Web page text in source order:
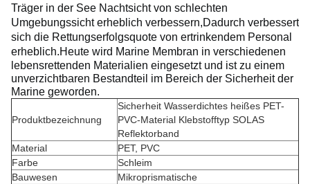
Träger in der See Nachtsicht von schlechten
Umgebungssicht erheblich verbessern,Dadurch verbessert
sich die Rettungserfolgsquote von ertrinkendem Personal
erheblich.Heute wird Marine Membran in verschiedenen
lebensrettenden Materialien eingesetzt und ist zu einem
unverzichtbaren Bestandteil im Bereich der Sicherheit der
Marine geworden.
Produktbezeichnung
Sicherheit Wasserdichtes heißes PET-
PVC-Material Klebstofftyp SOLAS
Reflektorband
Material
PET, PVC
Farbe
Schleim
Bauwesen
Mikroprismatische